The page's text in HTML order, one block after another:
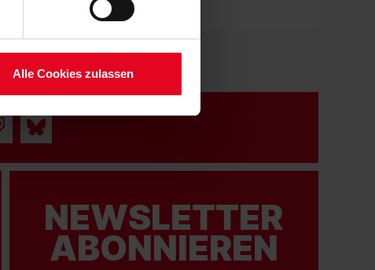
Ihre etwaig erteilten
Alle Cookies zulassen
NEWSLETTER
ABONNIEREN